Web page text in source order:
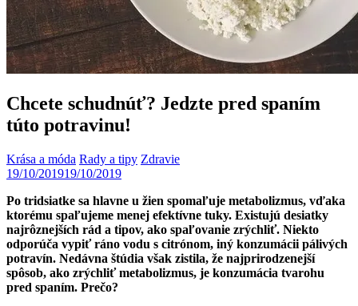
Chcete schudnúť? Jedzte pred spaním
túto potravinu!
Krása a móda Rady a tipy Zdravie
19/10/201919/10/2019
Po tridsiatke sa hlavne u žien spomaľuje metabolizmus, vďaka
ktorému spaľujeme menej efektívne tuky. Existujú desiatky
najrôznejších rád a tipov, ako spaľovanie zrýchliť. Niekto
odporúča vypiť ráno vodu s citrónom, iný konzumácii pálivých
potravín. Nedávna štúdia však zistila, že najprirodzenejší
spôsob, ako zrýchliť metabolizmus, je konzumácia tvarohu
pred spaním. Prečo?